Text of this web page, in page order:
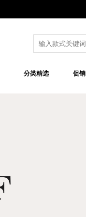
分类精选 促销